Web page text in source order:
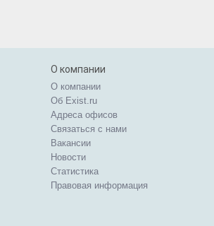
О компании
О компании
Об Exist.ru
Адреса офисов
Связаться с нами
Вакансии
Новости
Статистика
Правовая информация